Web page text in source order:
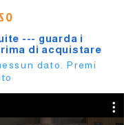
--- guarda i
di acquistare
dato. Premi